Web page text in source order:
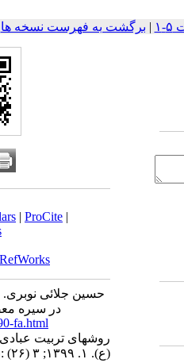
| برگشت به فهرست نسخه ها
| ProCite |
RefWorks
حسین جلائی نوبری.
در سیره معصومین
fa.html
روش‫های تربیت
(ع)‬. ۱. ۱۳۹۹; ۳ (۲۶) :۱-۵